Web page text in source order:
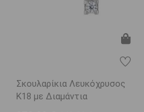
Σκουλαρίκια Λευκόχρυσος
Κ18 με Διαμάντια